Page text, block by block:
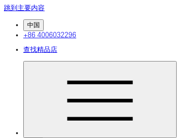
跳到主要内容
中国
+86 4006032296
查找精品店